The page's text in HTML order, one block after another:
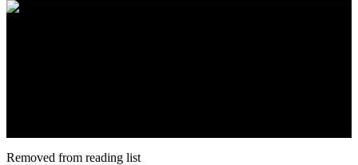
Removed from reading list